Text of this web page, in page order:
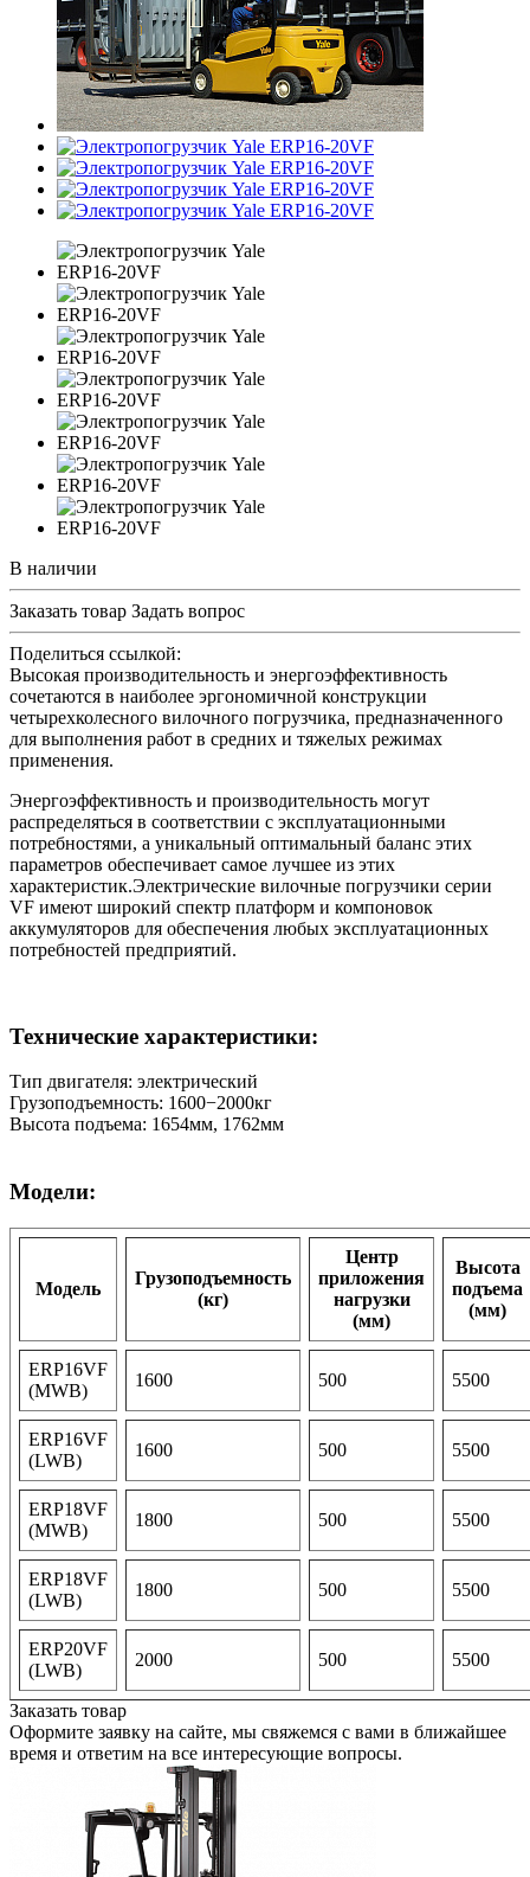
В наличии
Заказать товар Задать вопрос
Поделиться ссылкой:
Высокая производительность и энергоэффективность
сочетаются в наиболее эргономичной конструкции
четырехколесного вилочного погрузчика, предназначенного
для выполнения работ в средних и тяжелых режимах
применения.
Энергоэффективность и производительность могут
распределяться в соответствии с эксплуатационными
потребностями, а уникальный оптимальный баланс этих
параметров обеспечивает самое лучшее из этих
характеристик.Электрические вилочные погрузчики серии
VF имеют широкий спектр платформ и компоновок
аккумуляторов для обеспечения любых эксплуатационных
потребностей предприятий.
Технические характеристики:
Тип двигателя: электрический
Грузоподъемность: 1600−2000кг
Высота подъема: 1654мм, 1762мм
Модели:
Модель
Грузоподъемность
(кг)
Центр
приложения
нагрузки
(мм)
Высота
подъема
(мм)
ERP16VF
(MWB)
1600 500 5500
ERP16VF
(LWB)
1600 500 5500
ERP18VF
(MWB)
1800 500 5500
ERP18VF
(LWB)
1800 500 5500
ERP20VF
(LWB)
2000 500 5500
Заказать товар
Оформите заявку на сайте, мы свяжемся с вами в ближайшее
время и ответим на все интересующие вопросы.